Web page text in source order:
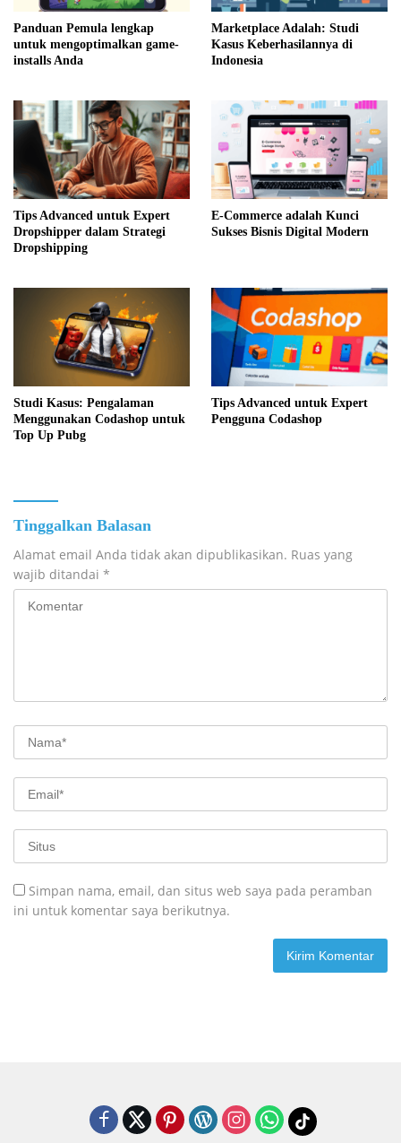
Panduan Pemula lengkap
untuk mengoptimalkan game-
installs Anda
Marketplace Adalah: Studi
Kasus Keberhasilannya di
Indonesia
Tips Advanced untuk Expert
Dropshipper dalam Strategi
Dropshipping
E-Commerce adalah Kunci
Sukses Bisnis Digital Modern
Studi Kasus: Pengalaman
Menggunakan Codashop untuk
Top Up Pubg
Tips Advanced untuk Expert
Pengguna Codashop
Tinggalkan Balasan
Alamat email Anda tidak akan dipublikasikan. Ruas yang
wajib ditandai *
Simpan nama, email, dan situs web saya pada peramban
ini untuk komentar saya berikutnya.